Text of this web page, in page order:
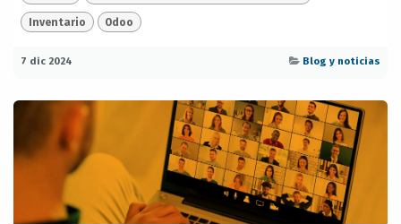
Inventario Odoo
7 dic 2024 Blog y noticias